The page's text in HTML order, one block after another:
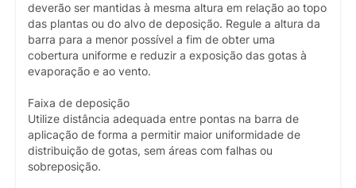
deverão ser mantidas à mesma altura em relação ao topo
das plantas ou do alvo de deposição. Regule a altura da
barra para a menor possível a fim de obter uma
cobertura uniforme e reduzir a exposição das gotas à
evaporação e ao vento.
Faixa de deposição
Utilize distância adequada entre pontas na barra de
aplicação de forma a permitir maior uniformidade de
distribuição de gotas, sem áreas com falhas ou
sobreposição.